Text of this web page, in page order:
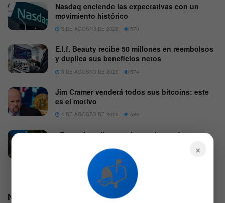
Nasdaq enciende las expectativas con un
movimiento histórico
5 DE AGOSTO DE 2026 570
E.l.f. Beauty recibe 50 millones en reembolsos
y duplica sus beneficios netos
5 DE AGOSTO DE 2026 574
Jim Cramer venderá todos sus bitcoins: este
es el motivo
4 DE AGOSTO DE 2026 586
¿Por qué se disparan las acciones de
4 DE AGOSTO DE 2026 604
Nuestras Redes:
×
📬